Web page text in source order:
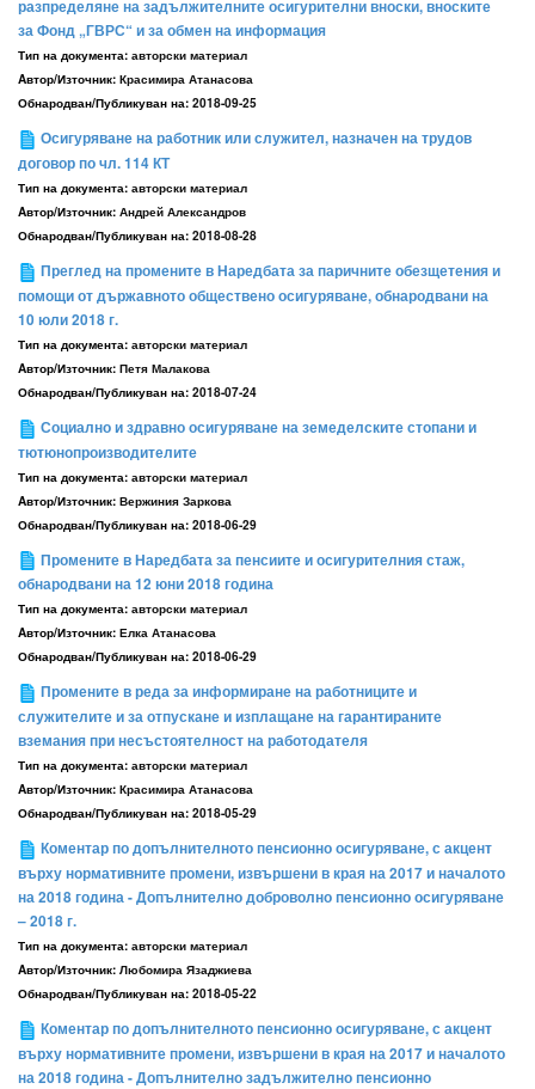
разпределяне на задължителните осигурителни вноски, вноските
за Фонд „ГВРС“ и за обмен на информация
Тип на документа: авторски материал
Aвтор/Източник: Красимира Атанасова
Обнародван/Публикуван на: 2018-09-25
Осигуряване на работник или служител, назначен на трудов
договор по чл. 114 КТ
Тип на документа: авторски материал
Aвтор/Източник: Андрей Александров
Обнародван/Публикуван на: 2018-08-28
Преглед на промените в Наредбата за паричните обезщетения и
помощи от държавното обществено осигуряване, обнародвани на
10 юли 2018 г.
Тип на документа: авторски материал
Aвтор/Източник: Петя Малакова
Обнародван/Публикуван на: 2018-07-24
Социално и здравно осигуряване на земеделските стопани и
тютюнопроизводителите
Тип на документа: авторски материал
Aвтор/Източник: Вержиния Заркова
Обнародван/Публикуван на: 2018-06-29
Промените в Наредбата за пенсиите и осигурителния стаж,
обнародвани на 12 юни 2018 година
Тип на документа: авторски материал
Aвтор/Източник: Елка Атанасова
Обнародван/Публикуван на: 2018-06-29
Промените в реда за информиране на работниците и
служителите и за отпускане и изплащане на гарантираните
вземания при несъстоятелност на работодателя
Тип на документа: авторски материал
Aвтор/Източник: Красимира Атанасова
Обнародван/Публикуван на: 2018-05-29
Коментар по допълнителното пенсионно осигуряване, с акцент
върху нормативните промени, извършени в края на 2017 и началото
на 2018 година - Допълнително доброволно пенсионно осигуряване
– 2018 г.
Тип на документа: авторски материал
Aвтор/Източник: Любомира Язаджиева
Обнародван/Публикуван на: 2018-05-22
Коментар по допълнителното пенсионно осигуряване, с акцент
върху нормативните промени, извършени в края на 2017 и началото
на 2018 година - Допълнително задължително пенсионно